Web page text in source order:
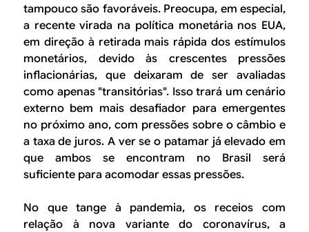
tampouco são favoráveis. Preocupa, em especial,
a recente virada na política monetária nos EUA,
em direção à retirada mais rápida dos estímulos
monetários, devido às crescentes pressões
inflacionárias, que deixaram de ser avaliadas
como apenas "transitórias". Isso trará um cenário
externo bem mais desafiador para emergentes
no próximo ano, com pressões sobre o câmbio e
a taxa de juros. A ver se o patamar já elevado em
que ambos se encontram no Brasil será
suficiente para acomodar essas pressões.
No que tange à pandemia, os receios com
relação à nova variante do coronavírus, a